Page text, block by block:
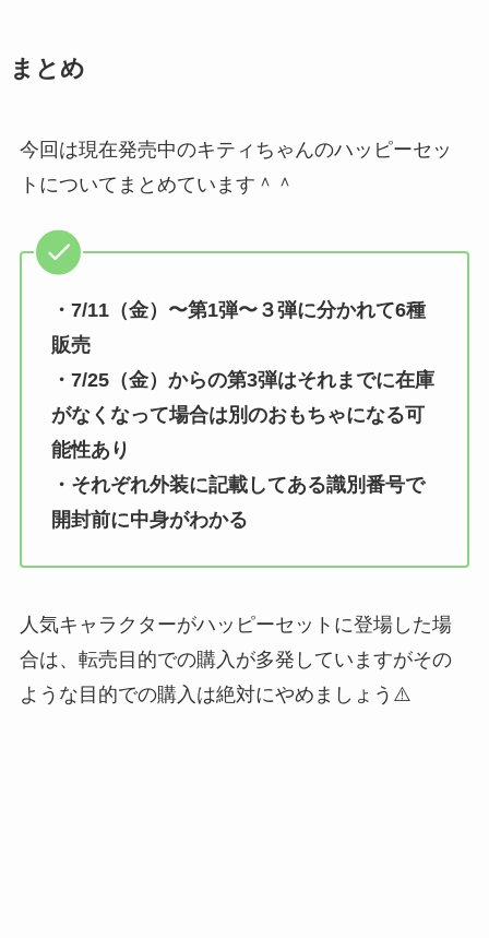
まとめ
今回は現在発売中のキティちゃんのハッピーセッ
トについてまとめています＾＾
・7/11（金）〜第1弾〜３弾に分かれて6種
販売
・7/25（金）からの第3弾はそれまでに在庫
がなくなって場合は別のおもちゃになる可
能性あり
・それぞれ外装に記載してある識別番号で
開封前に中身がわかる
人気キャラクターがハッピーセットに登場した場
合は、転売目的での購入が多発していますがその
ような目的での購入は絶対にやめましょう⚠️